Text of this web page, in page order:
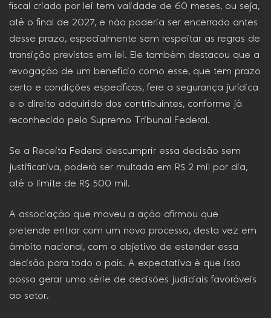
fiscal criado por lei tem validade de 60 meses, ou seja,
até o final de 2027, e não poderia ser encerrado antes
desse prazo, especialmente sem respeitar as regras de
transição previstas em lei. Ele também destacou que a
revogação de um benefício como esse, que tem prazo
certo e condições específicas, fere a segurança jurídica
e o direito adquirido dos contribuintes, conforme já
reconhecido pelo Supremo Tribunal Federal.
Se a Receita Federal descumprir essa decisão sem
justificativa, poderá ser multada em R$ 2 mil por dia,
até o limite de R$ 500 mil.
A associação que moveu a ação afirmou que
pretende entrar com um novo processo, desta vez em
âmbito nacional, com o objetivo de estender essa
decisão para todo o país. A expectativa é que isso
possa gerar uma série de decisões judiciais favoráveis
ao setor.